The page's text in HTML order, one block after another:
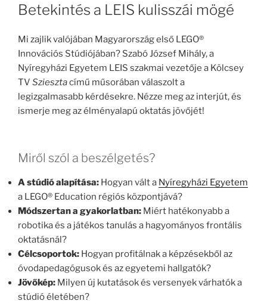
Betekintés a LEIS kulisszái mögé
Mi zajlik valójában Magyarország első LEGO®
Innovációs Stúdiójában? Szabó József Mihály, a
Nyíregyházi Egyetem LEIS szakmai vezetője a Kölcsey
TV Sziesztacímű műsorában válaszolt a
legizgalmasabb kérdésekre. Nézze meg az interjút, és
ismerje meg az élményalapú oktatás jövőjét!
Miről szól a beszélgetés?
A stúdió alapítása: Hogyan vált a Nyíregyházi Egyetem
a LEGO® Education régiós központjává?
Módszertan a gyakorlatban: Miért hatékonyabb a
robotika és a játékos tanulás a hagyományos frontális
oktatásnál?
Célcsoportok: Hogyan profitálnak a képzésekből az
óvodapedagógusok és az egyetemi hallgatók?
Jövőkép: Milyen új kutatások és versenyek várhatók a
stúdió életében?